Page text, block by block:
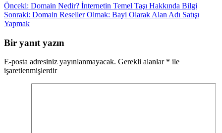
Yazı
gezinmesi
Önceki: Domain Nedir? İnternetin Temel Taşı Hakkında Bilgi
Sonraki: Domain Reseller Olmak: Bayi Olarak Alan Adı Satışı
Yapmak
Bir yanıt yazın
E-posta adresiniz yayınlanmayacak. Gerekli alanlar * ile
işaretlenmişlerdir